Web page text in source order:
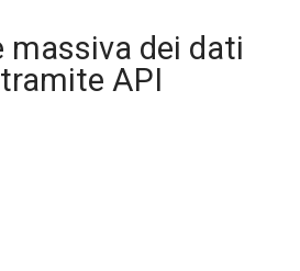
massiva dei dati
API